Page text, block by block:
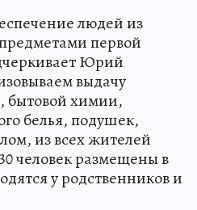
людей из
первой
Юрий
выдачу
бытовой химии,
белья, подушек,
из всех жителей
человек размещены в
у родственников и